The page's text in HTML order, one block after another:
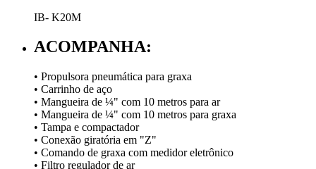
IB- K20M
ACOMPANHA:
• Propulsora pneumática para graxa
• Carrinho de aço
• Mangueira de ¼" com 10 metros para ar
• Mangueira de ¼" com 10 metros para graxa
• Tampa e compactador
• Conexão giratória em "Z"
• Comando de graxa com medidor eletrônico
• Filtro regulador de ar